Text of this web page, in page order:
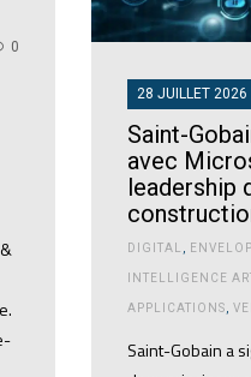
0
28 JUILLET 2026
Saint-
avec
leadership
DIGITAL ,
INTELLIGENCE
APPLICATIONS,
Saint-Gobain a